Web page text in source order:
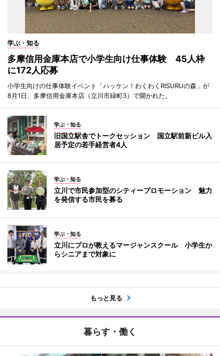
学ぶ・知る
多摩信用金庫本店で小学生向け仕事体験 45人枠
に172人応募
小学生向けの仕事体験イベント「ハッケン！わくわくRISURUの森」が
8月1日、多摩信用金庫本店（立川市緑町3）で開かれた。
学ぶ・知る
旧国立駅舎でトークセッション 国立駅前新ビル入
居予定の若手経営者4人
学ぶ・知る
立川で市民参加型のシティープロモーション 魅力
を発信する市民を募る
学ぶ・知る
立川にプロが教えるマージャンスクール 小学生か
らシニアまで対象に
もっと見る
暮らす・働く